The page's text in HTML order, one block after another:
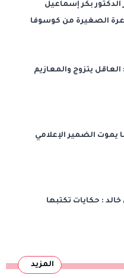
الدكتور بكر إسماعيل
الصغيرة من كوسوفا
العاقل يتزوج والمعازيم
يموت الضمير الإعلامي
: حكايات تكتبها
المزيد